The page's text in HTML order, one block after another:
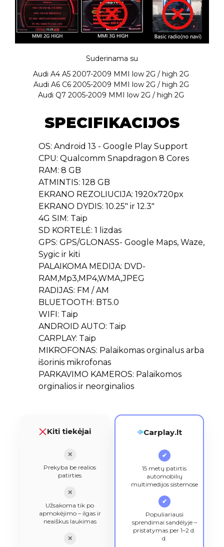
Suderinama su
Audi A4 A5 2007-2009 MMI low 2G / high 2G
Audi A6 C6 2005-2009 MMI low 2G / high 2G
Audi Q7 2005-2009 MMI low 2G / high 2G
SPECIFIKACIJOS
OS: Android 13 - Google Play Support
CPU: Qualcomm Snapdragon 8 Cores
RAM: 8 GB
ATMINTIS: 128 GB
EKRANO REZOLIUCIJA: 1920x720px
EKRANO DYDIS: 10.25" ir 12.3"
4G SIM: Taip
SD KORTELĖ: 1 lizdas
GPS: GPS/GLONASS- Google Maps, Waze,
Sygic ir kiti
PALAIKOMA MEDIJA: DVD-
RAM,Mp3,MP4,WMA,JPEG
RADIJAS: FM / AM
BLUETOOTH: BT5.0
WIFI: Taip
ANDROID AUTO: Taip
CARPLAY: Taip
MIKROFONAS: Palaikomas orginalus arba
išorinis mikrofonas
PARKAVIMO KAMEROS: Palaikomos
orginalios ir neorginalios
Kiti tiekėjai
✕
Prekyba be realios
patirties
✕
Užsakoma tik po
apmokėjimo – ilgas ir
neaiškus laukimas
✕
Carplay.lt
✔
15 metų patirtis
automobilių
multimedijos sistemose
✔
Populiariausi
sprendimai sandėlyje –
pristatymas per 1–2 d.
d.